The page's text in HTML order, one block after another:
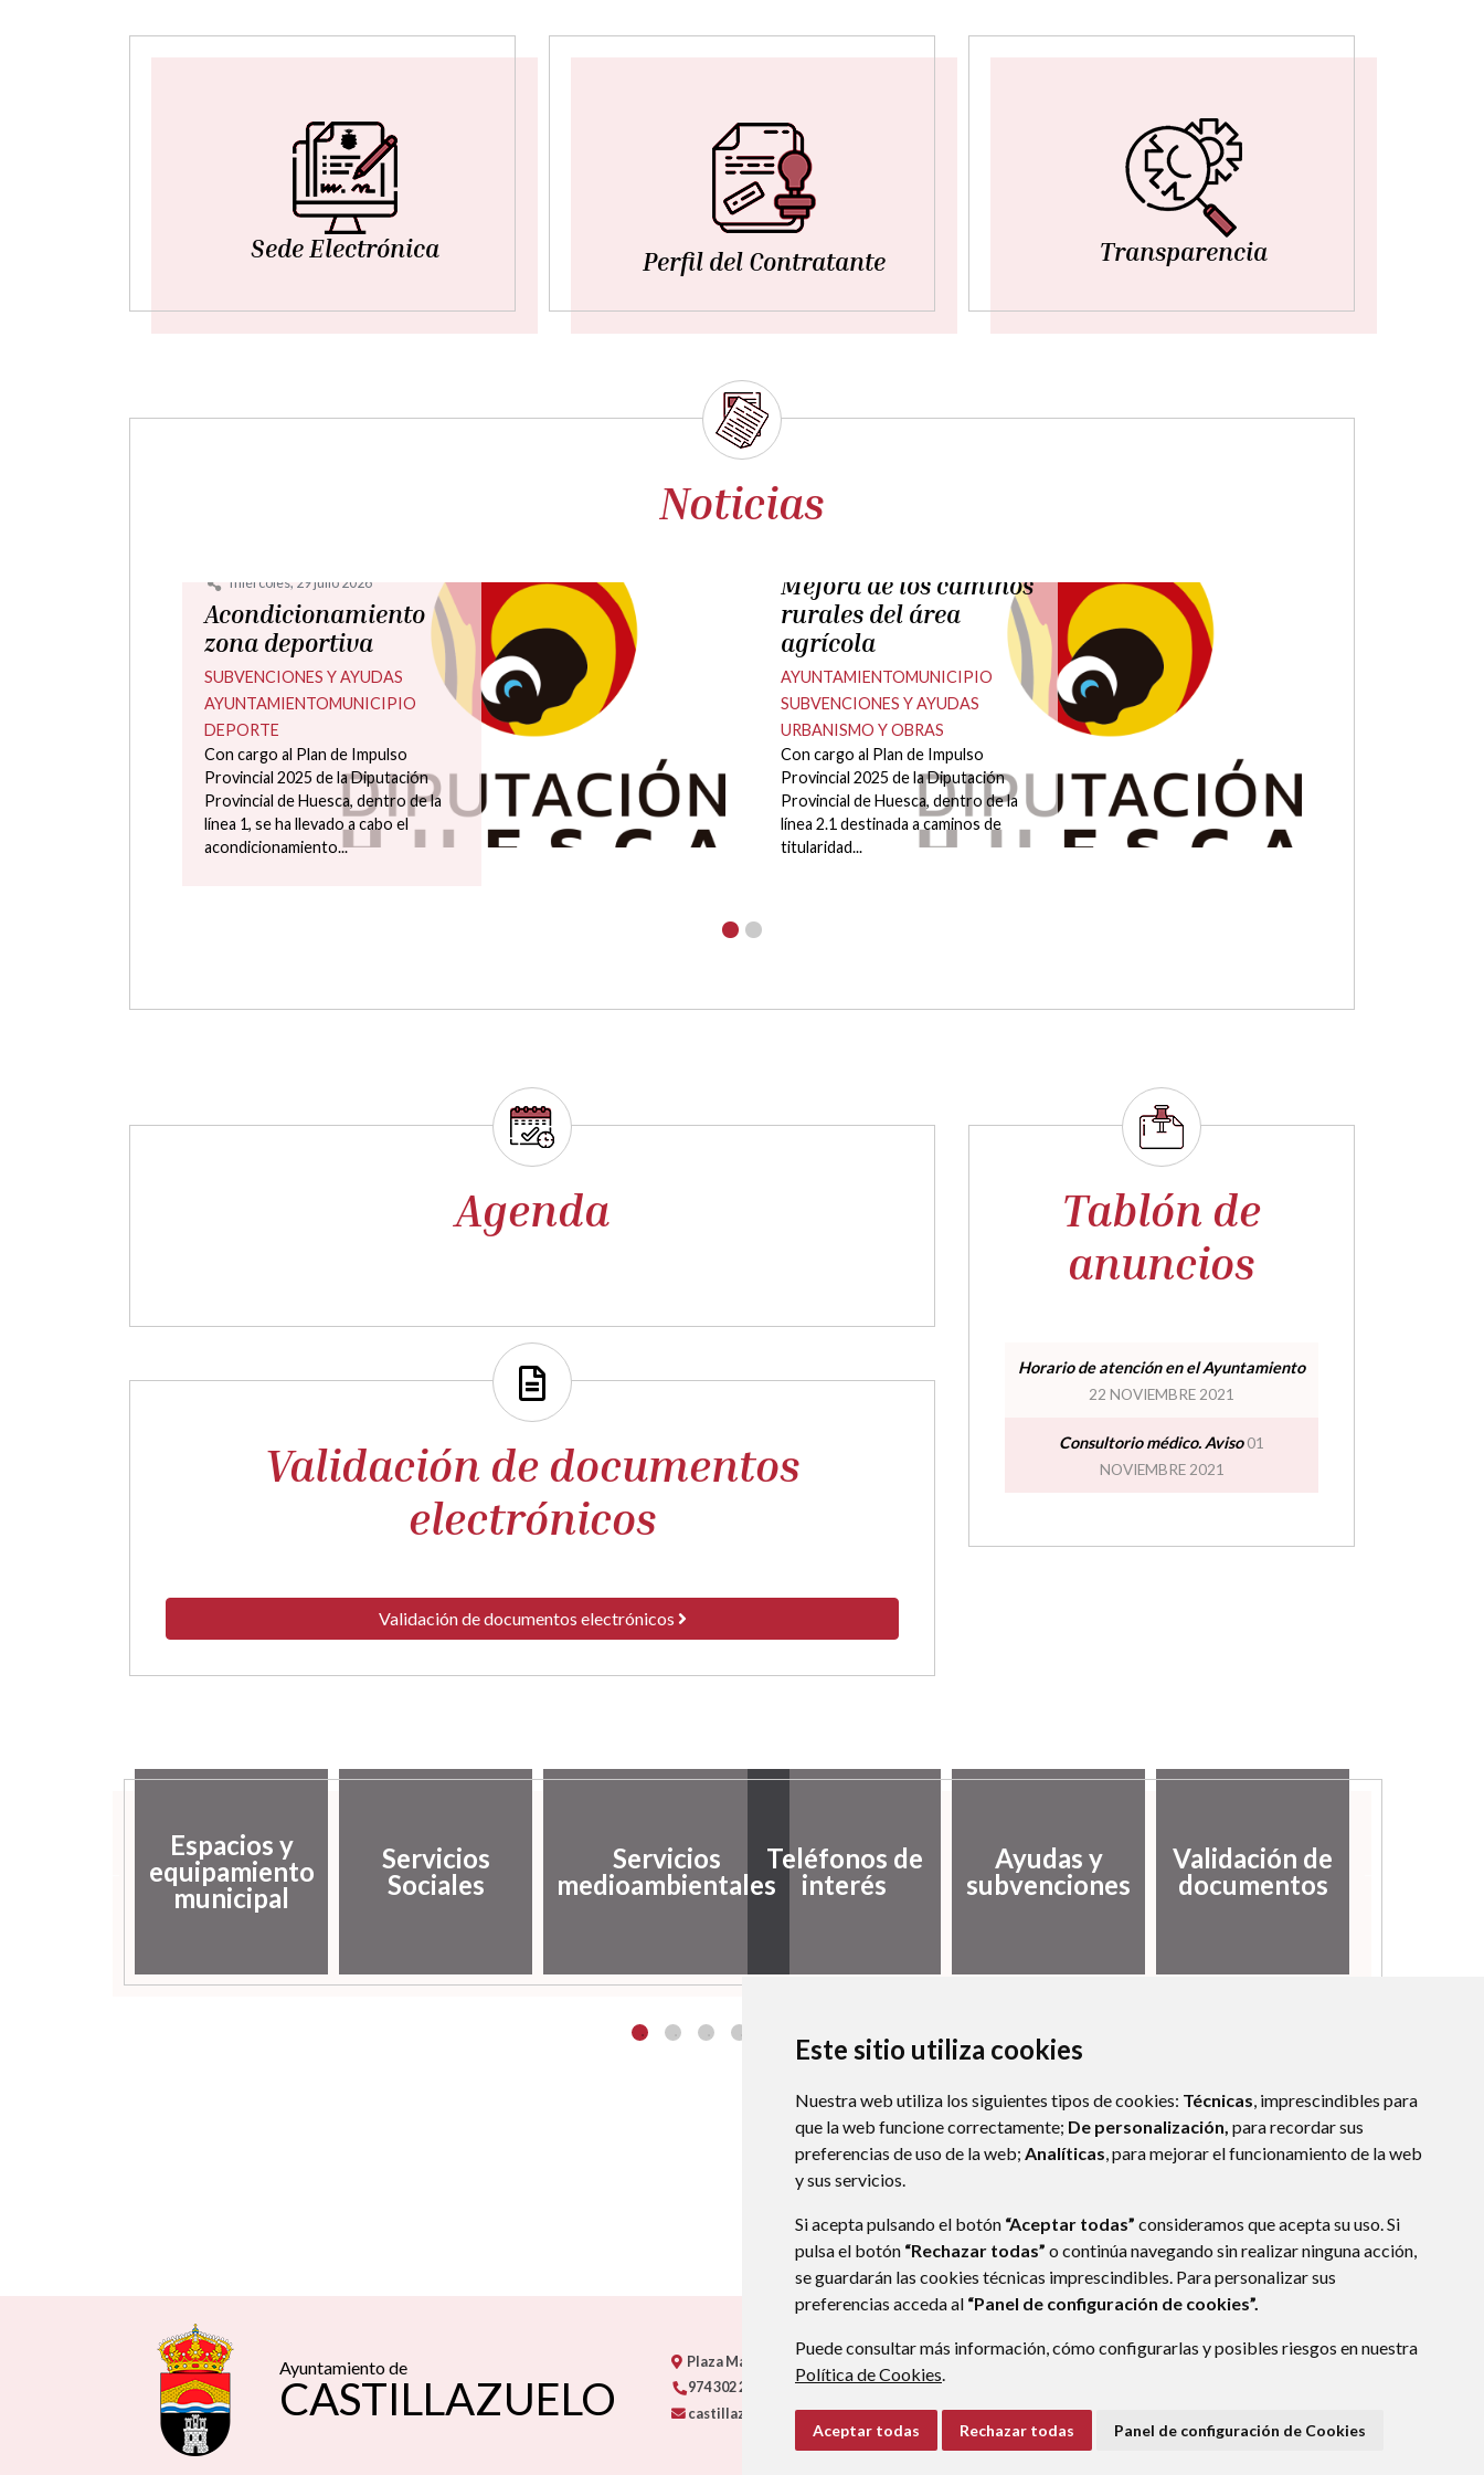
Este sitio utiliza cookies
Nuestra web utiliza los siguientes tipos de cookies: Técnicas, imprescindibles para
que la web funcione correctamente; De personalización, para recordar sus
preferencias de uso de la web; Analíticas, para mejorar el funcionamiento de la web
y sus servicios.
Si acepta pulsando el botón “Aceptar todas” consideramos que acepta su uso. Si
pulsa el botón “Rechazar todas” o continúa navegando sin realizar ninguna acción,
se guardarán las cookies técnicas imprescindibles. Para personalizar sus
preferencias acceda al “Panel de configuración de cookies”.
Puede consultar más información, cómo configurarlas y posibles riesgos en nuestra
Política de Cookies.
Aceptar todas Rechazar todas Panel de configuración de Cookies
Sede Electrónica Perfil del Contratante Transparencia
Noticias
Acondicionamiento
del saneamiento que
cruza la A-1232
MUNICIPIOAYUNTAMIENTO
SUBVENCIONES Y AYUDAS
URBANISMO Y OBRAS
Con cargo al Plan de Impulso
Provincial 2025, de la Diputación
Provincial de Huesca, se ha llevado a
cabo el acondicionamiento de la red
de...
lunes, 4 mayo 2026
Las montañas del
Pirineo y el vacuno de
pasto en tu plato.
Actividad medioambiental
divulgativa sobre el vacuno
pirenaico criado en extensivo y el
consumo de proximidad, a cargo de
ASAPI -asociación...
Agenda
Validación de documentos
electrónicos
Validación de documentos electrónicos
Tablón de
anuncios
Horario de atención en el Ayuntamiento
22 NOVIEMBRE 2021
Consultorio médico. Aviso 01
NOVIEMBRE 2021
Espacios y
equipamiento
municipal
Servicios
Sociales
Servicios
medioambientales
Teléfonos de
interés
Ayudas y
subvenciones
Validación de
documentos
Ayuntamiento de
CASTILLAZUELO
Plaza Mayor, s/n
(ESPAÑA)
974 302 218
castillazuelo@somontano.org